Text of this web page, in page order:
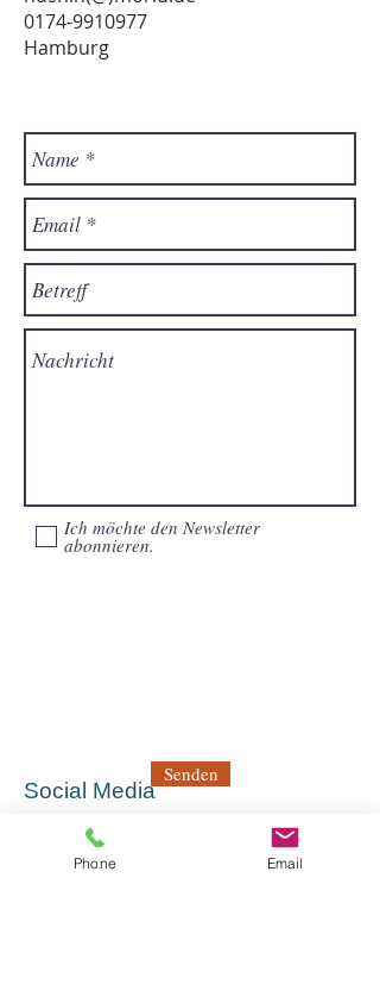
0174-9910977
Hamburg
Ich möchte den Newsletter
abonnieren.
Senden
Social Media
Mein Kursangebot
Phone Email